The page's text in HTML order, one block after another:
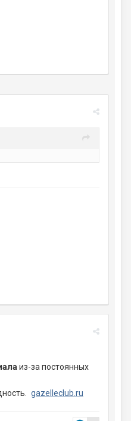
из-за постоянных
gazelleclub.ru